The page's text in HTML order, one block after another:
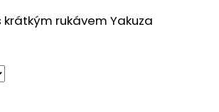
krátkým rukávem Yakuza